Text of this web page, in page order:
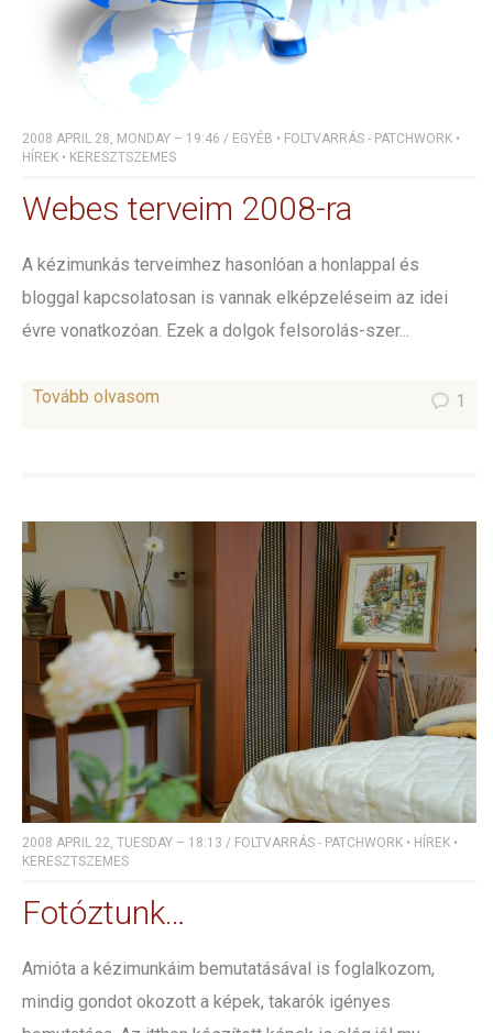
2008 APRIL 28, MONDAY – 19:46 / EGYÉB • FOLTVARRÁS - PATCHWORK •
HÍREK • KERESZTSZEMES
Webes terveim 2008-ra
A kézimunkás terveimhez hasonlóan a honlappal és
bloggal kapcsolatosan is vannak elképzeléseim az idei
évre vonatkozóan. Ezek a dolgok felsorolás-szer...
Tovább olvasom 1
2008 APRIL 22, TUESDAY – 18:13 / FOLTVARRÁS - PATCHWORK • HÍREK •
KERESZTSZEMES
Fotóztunk…
Amióta a kézimunkáim bemutatásával is foglalkozom,
mindig gondot okozott a képek, takarók igényes